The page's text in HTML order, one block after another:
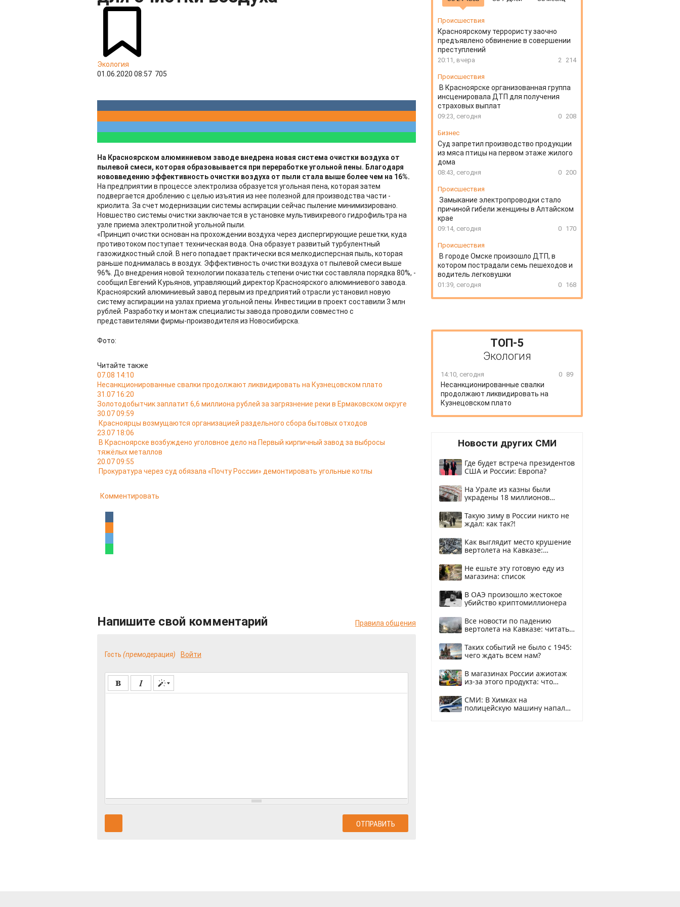
Экология
01.06.2020 08:57 705
На Красноярском алюминиевом заводе внедрена новая система очистки воздуха от
пылевой смеси, которая образовывается при переработке угольной пены. Благодаря
нововведению эффективность очистки воздуха от пыли стала выше более чем на 16%.
На предприятии в процессе электролиза образуется угольная пена, которая затем
подвергается дроблению с целью изъятия из нее полезной для производства части -
криолита. За счет модернизации системы аспирации сейчас пыление минимизировано.
Новшество системы очистки заключается в установке мультивихревого гидрофильтра на
узле приема электролитной угольной пыли.
«Принцип очистки основан на прохождении воздуха через диспергирующие решетки, куда
противотоком поступает техническая вода. Она образует развитый турбулентный
газожидкостный слой. В него попадает практически вся мелкодисперсная пыль, которая
раньше поднималась в воздух. Эффективность очистки воздуха от пылевой смеси выше
96%. До внедрения новой технологии показатель степени очистки составляла порядка 80%, -
сообщил Евгений Курьянов, управляющий директор Красноярского алюминиевого завода.
Красноярский алюминиевый завод первым из предприятий отрасли установил новую
систему аспирации на узлах приема угольной пены. Инвестиции в проект составили 3 млн
рублей. Разработку и монтаж специалисты завода проводили совместно с
представителями фирмы-производителя из Новосибирска.
Фото:
Читайте также
07.08 14:10
Несанкционированные свалки продолжают ликвидировать на Кузнецовском плато
31.07 16:20
Золотодобытчик заплатит 6,6 миллиона рублей за загрязнение реки в Ермаковском округе
30.07 09:59
Красноярцы возмущаются организацией раздельного сбора бытовых отходов
23.07 18:06
В Красноярске возбуждено уголовное дело на Первый кирпичный завод за выбросы
тяжёлых металлов
20.07 09:55
Прокуратура через суд обязала «Почту России» демонтировать угольные котлы
Комментировать
Напишите свой комментарий Правила общения
Гость (премодерация) Войти
Происшествия
Красноярскому террористу заочно
предъявлено обвинение в совершении
преступлений
20:11, вчера 2 214
Происшествия
В Красноярске организованная группа
инсценировала ДТП для получения
страховых выплат
09:23, сегодня 0 208
Бизнес
Суд запретил производство продукции
из мяса птицы на первом этаже жилого
дома
08:43, сегодня 0 200
Происшествия
Замыкание электропроводки стало
причиной гибели женщины в Алтайском
крае
09:14, сегодня 0 170
Происшествия
В городе Омске произошло ДТП, в
котором пострадали семь пешеходов и
водитель легковушки
01:39, сегодня 0 168
ТОП-5
Экология
14:10, сегодня 0 89
Несанкционированные свалки
продолжают ликвидировать на
Кузнецовском плато
Новости других СМИ
Где будет встреча президентов
США и России: Европа?
На Урале из казны были
украдены 18 миллионов
Такую зиму в России никто не
ждал: как так?!
Как выглядит место крушение
вертолета на Кавказе:
Не ешьте эту готовую еду из
магазина: список
В ОАЭ произошло жестокое
убийство криптомиллионера
Все новости по падению
вертолета на Кавказе: читать
Таких событий не было с 1945:
чего ждать всем нам?
В магазинах России ажиотаж
из-за этого продукта: что
СМИ: В Химках на
полицейскую машину напали